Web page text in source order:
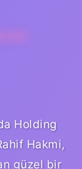
Holding
Hakmi,
güzel bir